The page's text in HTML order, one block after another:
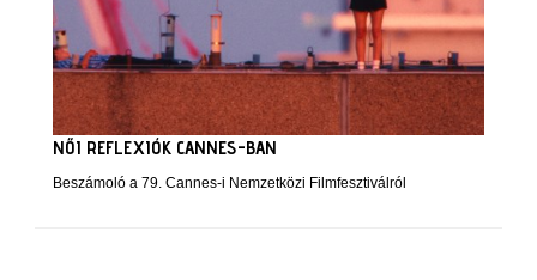
NŐI REFLEXIÓK CANNES-BAN
Beszámoló a 79. Cannes-i Nemzetközi Filmfesztiválról